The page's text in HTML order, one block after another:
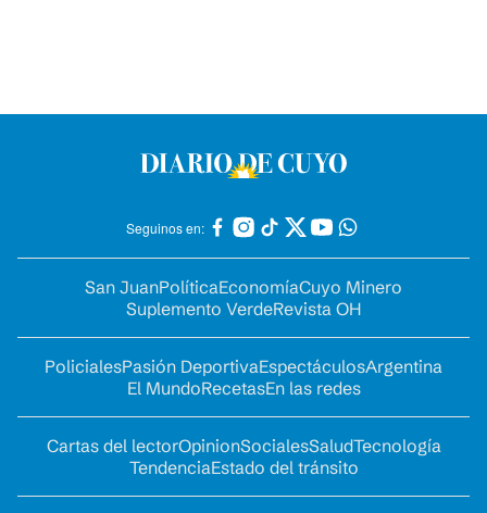
Seguinos en:
San JuanPolíticaEconomíaCuyo Minero
Suplemento VerdeRevista OH
PolicialesPasión DeportivaEspectáculosArgentina
El MundoRecetasEn las redes
Cartas del lectorOpinionSocialesSaludTecnología
TendenciaEstado del tránsito